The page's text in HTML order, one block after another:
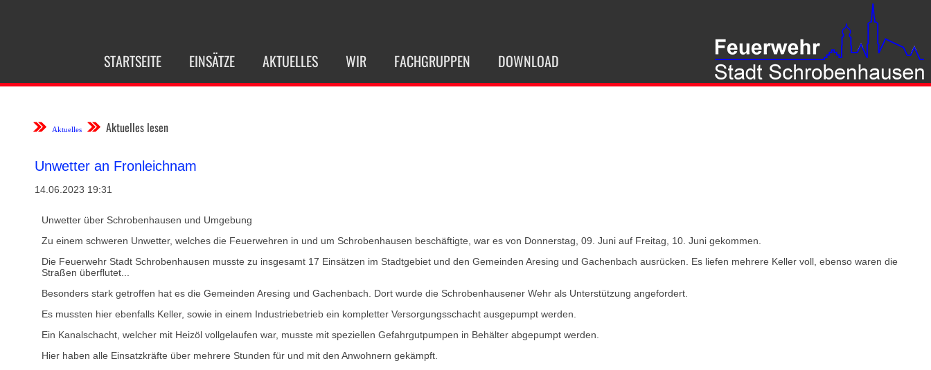
STARTSEITE EINSÄTZE AKTUELLES WIR FACHGRUPPEN DOWNLOAD
Aktuelles Aktuelles lesen
Unwetter an Fronleichnam
14.06.2023 19:31
Unwetter über Schrobenhausen und Umgebung
Zu einem schweren Unwetter, welches die Feuerwehren in und um Schrobenhausen beschäftigte, war es von Donnerstag, 09. Juni auf Freitag, 10. Juni gekommen.
Die Feuerwehr Stadt Schrobenhausen musste zu insgesamt 17 Einsätzen im Stadtgebiet und den Gemeinden Aresing und Gachenbach ausrücken. Es liefen mehrere Keller voll, ebenso waren die
Straßen überflutet...
Besonders stark getroffen hat es die Gemeinden Aresing und Gachenbach. Dort wurde die Schrobenhausener Wehr als Unterstützung angefordert.
Es mussten hier ebenfalls Keller, sowie in einem Industriebetrieb ein kompletter Versorgungsschacht ausgepumpt werden.
Ein Kanalschacht, welcher mit Heizöl vollgelaufen war, musste mit speziellen Gefahrgutpumpen in Behälter abgepumpt werden.
Hier haben alle Einsatzkräfte über mehrere Stunden für und mit den Anwohnern gekämpft.